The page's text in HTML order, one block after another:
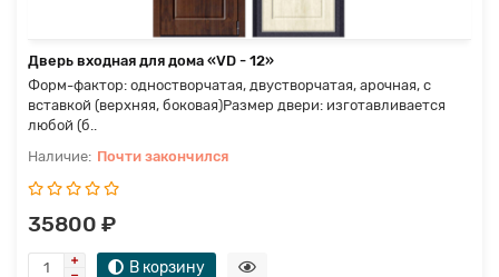
Дверь входная для дома «VD - 12»
Форм-фактор: одностворчатая, двустворчатая, арочная, с
вставкой (верхняя, боковая)Размер двери: изготавливается
любой (б..
Почти закончился
35800 ₽
В корзину